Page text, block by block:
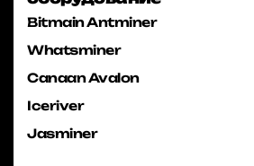
Bitmain Antminer
Whatsminer
Canaan Avalon
Iceriver
Jasminer